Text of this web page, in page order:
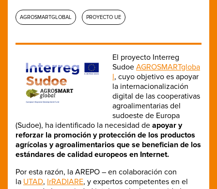
AGROSMARTGLOBAL PROYECTO UE
El proyecto Interreg
Sudoe AGROSMARTgloba
l, cuyo objetivo es apoyar
la internacionalización
digital de las cooperativas
agroalimentarias del
sudoeste de Europa
(Sudoe), ha identificado la necesidad de apoyar y
reforzar la promoción y protección de los productos
agrícolas y agroalimentarios que se benefician de los
estándares de calidad europeos en Internet.
Por esta razón, la AREPO – en colaboración con
la UTAD, IrRADIARE, y expertos competentes en el